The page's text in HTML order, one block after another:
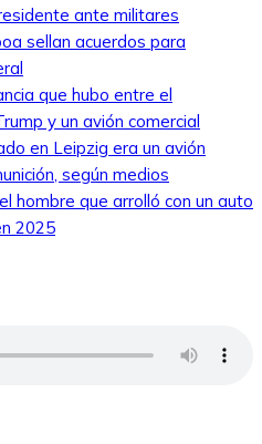
ante militares
sellan acuerdos para
que hubo entre el
y un avión comercial
en Leipzig era un avión
según medios
hombre que arrolló con un auto
2025